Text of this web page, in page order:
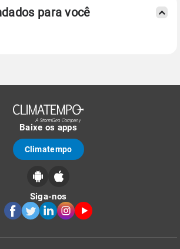
para você
Baixe os apps
Climatempo
Siga-nos